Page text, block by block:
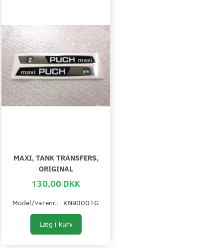
MAXI, TANK TRANSFERS,
ORIGINAL
130,00 DKK
Model/varenr.: KN90001G
Læg i kurv